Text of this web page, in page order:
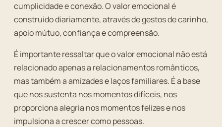
cumplicidade e conexão. O valor emocional é
construído diariamente, através de gestos de carinho,
apoio mútuo, confiança e compreensão.
É importante ressaltar que o valor emocional não está
relacionado apenas a relacionamentos românticos,
mas também a amizades e laços familiares. É a base
que nos sustenta nos momentos difíceis, nos
proporciona alegria nos momentos felizes e nos
impulsiona a crescer como pessoas.